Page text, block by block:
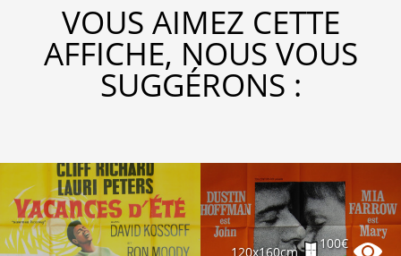
VOUS AIMEZ CETTE
AFFICHE, NOUS VOUS
SUGGÉRONS :
120x160cm
100€